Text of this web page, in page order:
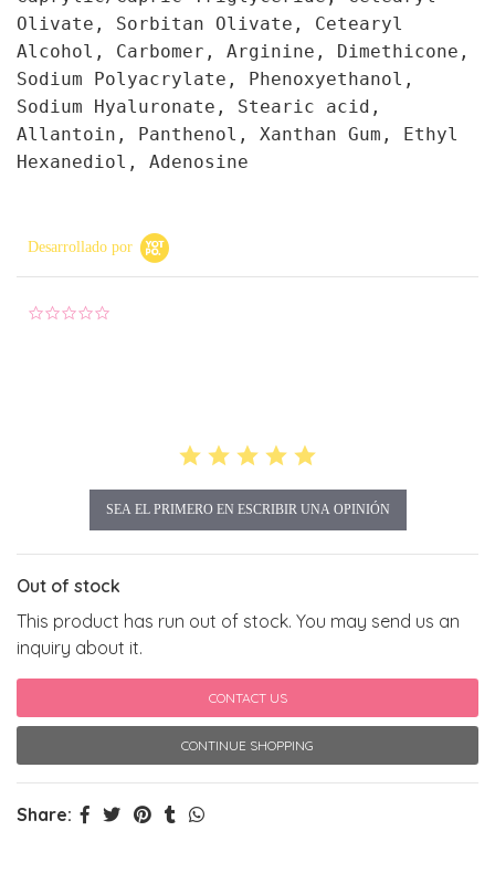
Olivate, Sorbitan Olivate, Cetearyl
Alcohol, Carbomer, Arginine, Dimethicone,
Sodium Polyacrylate, Phenoxyethanol,
Sodium Hyaluronate, Stearic acid,
Allantoin, Panthenol, Xanthan Gum, Ethyl
Hexanediol, Adenosine
Desarrollado por
SEA EL PRIMERO EN ESCRIBIR UNA OPINIÓN
Out of stock
This product has run out of stock. You may send us an
inquiry about it.
CONTACT US
CONTINUE SHOPPING
Share: